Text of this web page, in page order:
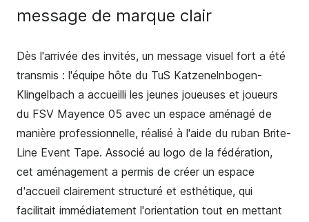
message de marque clair
Dès l'arrivée des invités, un message visuel fort a été
transmis : l'équipe hôte du TuS Katzenelnbogen-
Klingelbach a accueilli les jeunes joueuses et joueurs
du FSV Mayence 05 avec un espace aménagé de
manière professionnelle, réalisé à l'aide du ruban Brite-
Line Event Tape. Associé au logo de la fédération,
cet aménagement a permis de créer un espace
d'accueil clairement structuré et esthétique, qui
facilitait immédiatement l'orientation tout en mettant